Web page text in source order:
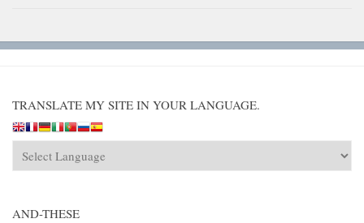
TRANSLATE MY SITE IN YOUR LANGUAGE.
AND-THESE